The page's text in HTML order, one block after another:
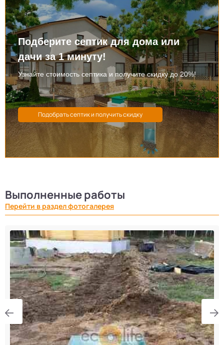
Подберите септик для дома или
дачи за 1 минуту!
Узнайте стоимость септика и получите скидку до 20%!
Выполненные работы
Перейти в раздел фотогалерея